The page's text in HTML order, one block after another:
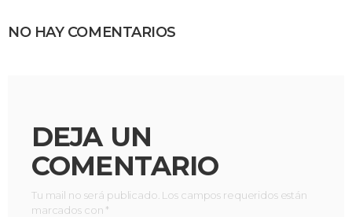
NO HAY COMENTARIOS
DEJA UN
COMENTARIO
Tu mail no será publicado. Los campos requeridos están
marcados con *